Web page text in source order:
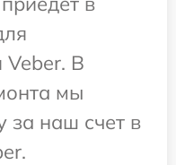
Veber. В
мы
за наш счет в